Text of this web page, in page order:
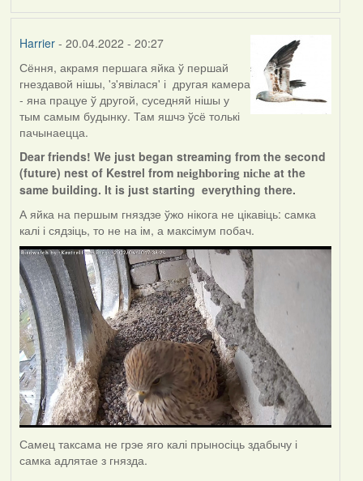
Harrier- 20.04.2022 - 20:27
Сёння, акрамя першага яйка ў першай
гнездавой нішы, 'з'явілася' і другая камера
- яна працуе ў другой, суседняй нішы у
тым самым будынку. Там яшчэ ўсё толькі
пачынаецца.
Dear friends! We just began streaming from the second
(future) nest of Kestrel from neighboring nicheat the
same building. It is just starting everything there.
А яйка на першым гняздзе ўжо нікога не цікавіць: самка
калі і сядзіць, то не на ім, а максімум побач.
Самец таксама не грэе яго калі прыносіць здабычу і
самка адлятае з гнязда.